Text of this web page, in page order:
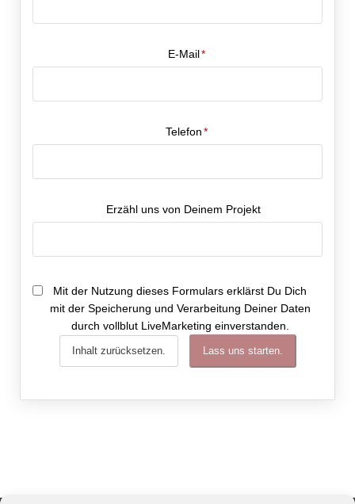
E-Mail*
Telefon*
Erzähl uns von Deinem Projekt
Mit der Nutzung dieses Formulars erklärst Du Dich
mit der Speicherung und Verarbeitung Deiner Daten
durch vollblut LiveMarketing einverstanden.